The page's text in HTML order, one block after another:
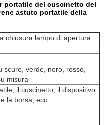
portatile del cuscinetto del
astuto portatile della
chiusura lampo di apertura
scuro, verde, nero, rosso,
misura
il cuscinetto, il dispositivo
la borsa, ecc.